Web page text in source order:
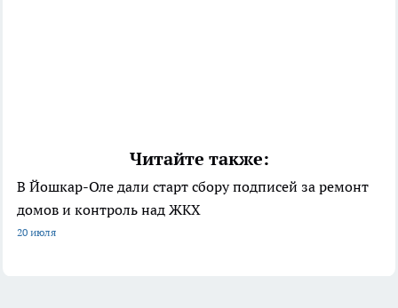
Читайте также:
В Йошкар-Оле дали старт сбору подписей за ремонт
домов и контроль над ЖКХ
20 июля